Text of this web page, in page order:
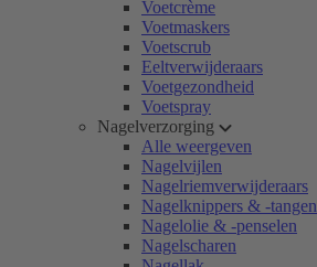
Voetcrème
Voetmaskers
Voetscrub
Eeltverwijderaars
Voetgezondheid
Voetspray
Nagelverzorging
Alle weergeven
Nagelvijlen
Nagelriemverwijderaars
Nagelknippers & -tangen
Nagelolie & -penselen
Nagelscharen